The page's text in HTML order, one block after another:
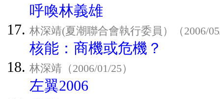
呼喚林義雄
林深靖(夏潮聯合會執行委員）（2006/
核能：商機或危機？
林深靖（2006/01/25）
左翼2006